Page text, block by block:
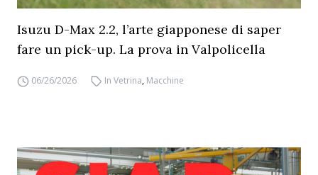
Isuzu D-Max 2.2, l’arte giapponese di saper
fare un pick-up. La prova in Valpolicella
06/26/2026 In Vetrina, Macchine